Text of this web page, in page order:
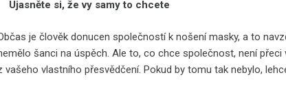
Ujasněte si, že vy samy to chcete
je člověk donucen společností k nošení masky, a to
šanci na úspěch. Ale to, co chce společnost, není
vašeho vlastního přesvědčení. Pokud by tomu tak nebylo,